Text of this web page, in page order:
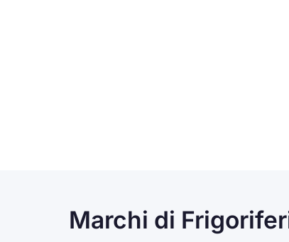
Marchi di